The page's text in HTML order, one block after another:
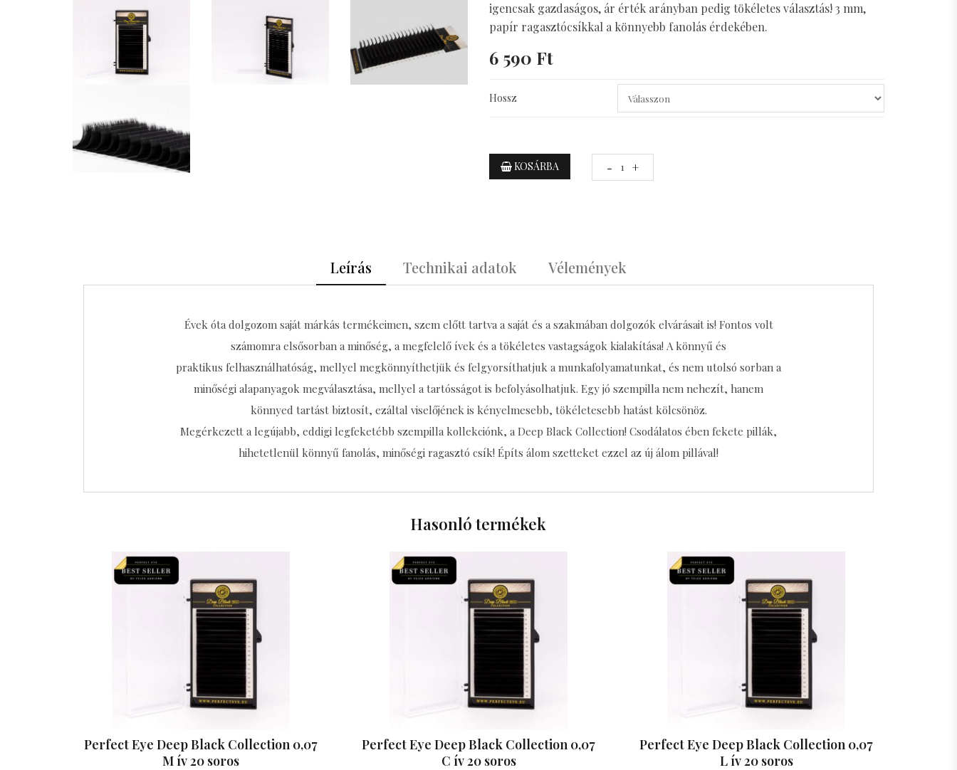
igencsak gazdaságos, ár érték arányban pedig tökéletes választás! 3 mm,
papír ragasztócsíkkal a könnyebb fanolás érdekében.
6 590 Ft
Hossz
KOSÁRBA - +
Leírás Technikai adatok Vélemények
Évek óta dolgozom saját márkás termékeimen, szem előtt tartva a saját és a szakmában dolgozók elvárásait is! Fontos volt
számomra elsősorban a minőség, a megfelelő ívek és a tökéletes vastagságok kialakítása! A könnyű és
praktikus felhasználhatóság, mellyel megkönnyíthetjük és felgyorsíthatjuk a munkafolyamatunkat, és nem utolsó sorban a
minőségi alapanyagok megválasztása, mellyel a tartósságot is befolyásolhatjuk. Egy jó szempilla nem nehezít, hanem
könnyed tartást biztosít, ezáltal viselőjének is kényelmesebb, tökéletesebb hatást kölcsönöz.
Megérkezett a legújabb, eddigi legfeketébb szempilla kollekciónk, a Deep Black Collection! Csodálatos ében fekete pillák,
hihetetlenül könnyű fanolás, minőségi ragasztó csík! Építs álom szetteket ezzel az új álom pillával!
Hasonló termékek
Perfect Eye Deep Black Collection 0,07
M ív 20 soros
Perfect Eye Deep Black Collection 0,07
C ív 20 soros
Perfect Eye Deep Black Collection 0,07
L ív 20 soros